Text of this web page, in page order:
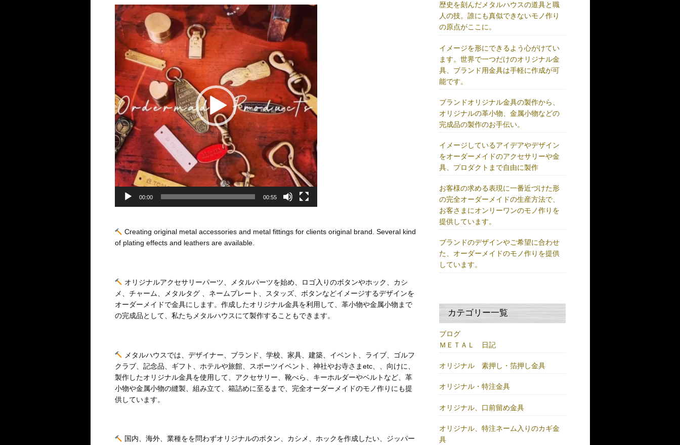
動
画
プ
レ
ー
00:00 00:55
Creating original metal accessories and metal fittings for clients original brand. Several kind
of plating effects and leathers are available.
オリジナルアクセサリーパーツ、メタルパーツを始め、ロゴ入りのボタンやホック、カシ
メ、チャーム、メタルタグ 、ネームプレート、スタッズ、ボタンなどイメージするデザインを
オーダーメイドで金具にします。作成したオリジナル金具を利用して、革小物や金属小物まで
の完成品として、私たちメタルハウスにて製作することもできます。
メタルハウスでは、デザイナー、ブランド、学校、家具、建築、イベント、ライブ、ゴルフ
クラブ、記念品、ギフト、ホテルや旅館、スポーツイベント、神社やお寺さまetc、、向けに、
製作したオリジナル金具を使用して、アクセサリー、靴べら、キーホルダーやベルトなど、革
小物や金属小物の縫製、組み立て、箱詰めに至るまで、完全オーダーメイドのモノ作りにも提
供しています。
国内、海外、業種をを問わずオリジナルのボタン、カシメ、ホックを作成したい、ジッパー
歴史を刻んだメタルハウスの道具と職
人の技。誰にも真似できないモノ作り
の原点がここに。
イメージを形にできるよう心がけてい
ます。世界で一つだけのオリジナル金
具、ブランド用金具は手軽に作成が可
能です。
ブランドオリジナル金具の製作から、
オリジナルの革小物、金属小物などの
完成品の製作のお手伝い。
イメージしているアイデアやデザイン
をオーダーメイドのアクセサリーや金
具、プロダクトまで自由に製作
お客様の求める表現に一番近づけた形
の完全オーダーメイドの生産方法で、
お客さまにオンリーワンのモノ作りを
提供しています。
ブランドのデザインやご希望に合わせ
た、オーダーメイドのモノ作りを提供
しています。
カテゴリー一覧
ブログ
ＭＥＴＡＬ 日記
オリジナル 素押し・箔押し金具
オリジナル・特注金具
オリジナル、口前留め金具
オリジナル、特注ネーム入りのカギ金
具